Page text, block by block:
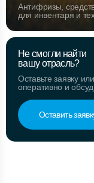
Антифризы,
для инвентаря и
Не смогли найти
вашу отрасль?
Оставьте заявку
оперативно и
Оставить